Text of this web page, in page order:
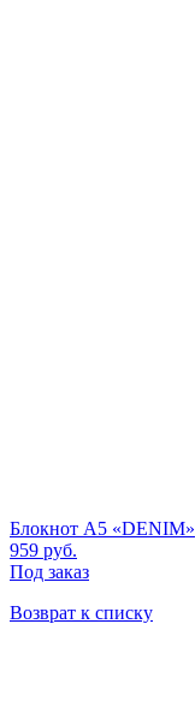
Блокнот A5 «DENIM»
959 руб.
Под заказ
Возврат к списку